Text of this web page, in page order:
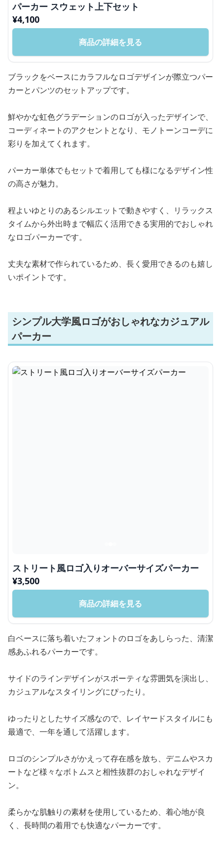
パーカー スウェット上下セット
¥4,100
商品の詳細を見る
ブラックをベースにカラフルなロゴデザインが際立つパー
カーとパンツのセットアップです。
鮮やかな虹色グラデーションのロゴが入ったデザインで、
コーディネートのアクセントとなり、モノトーンコーデに
彩りを加えてくれます。
パーカー単体でもセットで着用しても様になるデザイン性
の高さが魅力。
程よいゆとりのあるシルエットで動きやすく、リラックス
タイムから外出時まで幅広く活用できる実用的でおしゃれ
なロゴパーカーです。
丈夫な素材で作られているため、長く愛用できるのも嬉し
いポイントです。
シンプル大学風ロゴがおしゃれなカジュアル
パーカー
ストリート風ロゴ入りオーバーサイズパーカー
¥3,500
商品の詳細を見る
白ベースに落ち着いたフォントのロゴをあしらった、清潔
感あふれるパーカーです。
サイドのラインデザインがスポーティな雰囲気を演出し、
カジュアルなスタイリングにぴったり。
ゆったりとしたサイズ感なので、レイヤードスタイルにも
最適で、一年を通して活躍します。
ロゴのシンプルさがかえって存在感を放ち、デニムやスカ
ートなど様々なボトムスと相性抜群のおしゃれなデザイ
ン。
柔らかな肌触りの素材を使用しているため、着心地が良
く、長時間の着用でも快適なパーカーです。